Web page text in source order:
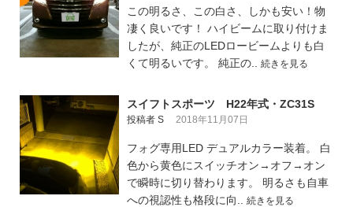
この明るさ、この白さ、しかも安い！物
凄く良いです！ ハイビームに取り付けま
したが、純正のLEDロービームよりも白
くて明るいです。 純正の.. 続きを見る
スイフトスポーツ H22年式・ZC31S
投稿者 S 2018年11月07日
フォグ専用LED デュアルカラー装着。 白
色から黄色にスイッチオン→オフ→オン
で瞬時に切り替わります。 明るさも自車
への視認性も格段に向.. 続きを見る